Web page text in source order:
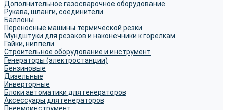
Дополнительное газосварочное оборудование
Рукава, шланги, соединители
Баллоны
Переносные машины термической резки
Мундштуки для резаков и наконечники к горелкам
Гайки, ниппели
Строительное оборудование и инструмент
Генераторы (электростанции)
Бензиновые
Дизельные
Инверторные
Блоки автоматики для генераторов
Аксессуары для генераторов